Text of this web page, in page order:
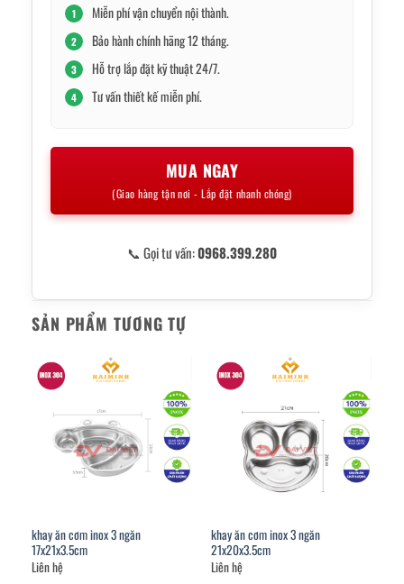
1 Miễn phí vận chuyển nội thành.
2 Bảo hành chính hãng 12 tháng.
3 Hỗ trợ lắp đặt kỹ thuật 24/7.
4 Tư vấn thiết kế miễn phí.
MUA NGAY
(Giao hàng tận nơi - Lắp đặt nhanh chóng)
📞 Gọi tư vấn:0968.399.280
SẢN PHẨM TƯƠNG TỰ
khay ăn cơm inox 3 ngăn
17x21x3.5cm
Liên hệ
khay ăn cơm inox 3 ngăn
21x20x3.5cm
Liên hệ